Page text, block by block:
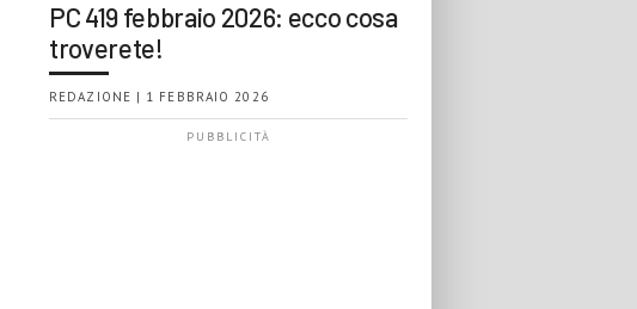
PC 419 febbraio 2026: ecco cosa
troverete!
REDAZIONE | 1 FEBBRAIO 2026